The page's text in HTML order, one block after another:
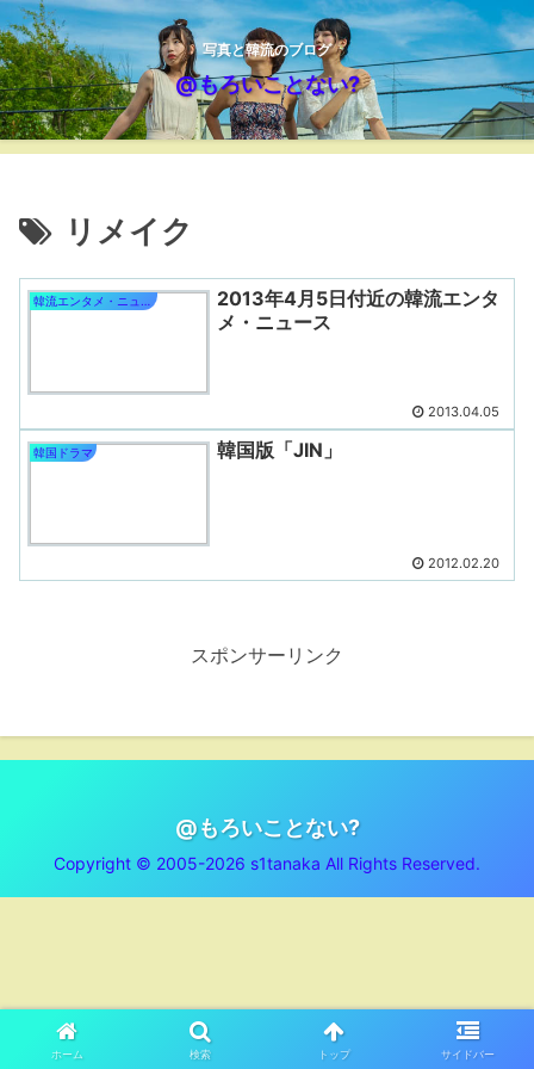
写真と韓流のブログ
@もろいことない?
リメイク
2013年4月5日付近の韓流エンタ
メ・ニュース
2013.04.05
韓国ドラマ 韓国版「JIN」
2012.02.20
スポンサーリンク
@もろいことない?
Copyright © 2005-2026 s1tanaka All Rights Reserved.
ホーム 検索 トップ サイドバー